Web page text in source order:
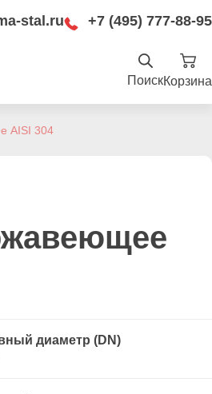
stal.ru +7 (495) 777-88-95
ПоискКорзина
AISI 304
диаметр (DN)